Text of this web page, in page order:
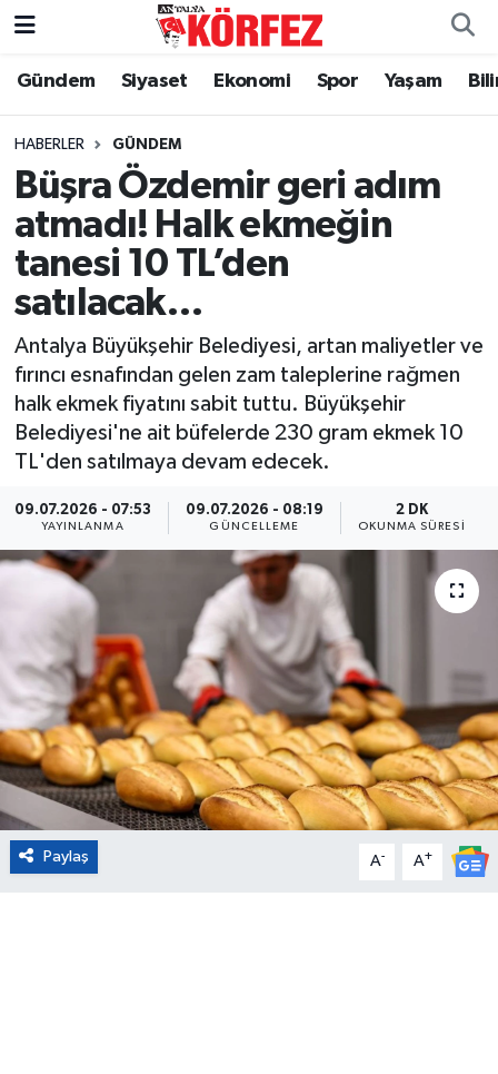
Gündem Siyaset Ekonomi Spor Yaşam
HABERLER GÜNDEM
Büşra Özdemir geri adım
atmadı! Halk ekmeğin
tanesi 10 TL’den
satılacak…
Antalya Büyükşehir Belediyesi, artan maliyetler ve
fırıncı esnafından gelen zam taleplerine rağmen
halk ekmek fiyatını sabit tuttu. Büyükşehir
Belediyesi'ne ait büfelerde 230 gram ekmek 10
TL'den satılmaya devam edecek.
09.07.2026 - 07:53
YAYINLANMA
09.07.2026 - 08:19
GÜNCELLEME
2 DK
OKUNMA SÜRESI
Paylaş A- A+
Gündem
Siyaset
Yerel Yönetim
Ekonomi
Spor
Yaşam
Asayiş
Sağlık
Magazin
Turizm
Çevre
Kültür ve Sanat
Sivil Toplum
Nöbetçi Eczaneler
Hava Durumu
Trafik Durumu
Süper Lig Puan Durumu ve Fikstür
Tüm Manşetler
Son Dakika Haberleri
Haber Arşivi